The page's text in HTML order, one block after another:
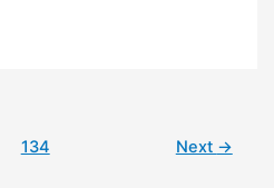
134 Next →